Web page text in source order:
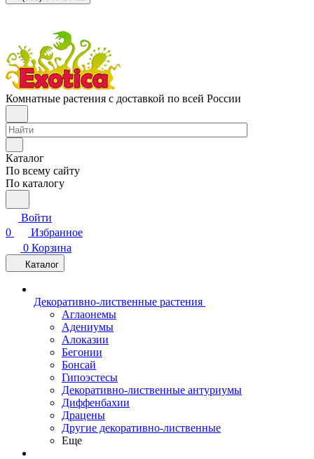
Комнатные растения с доставкой по всей России
Каталог
По всему сайту
По каталогу
Войти
0
Избранное
0 Корзина
Каталог
Декоративно-лиственные растения
Аглаонемы
Адениумы
Алоказии
Бегонии
Бонсай
Гипоэстесы
Декоративно-лиственные антуриумы
Диффенбахии
Драцены
Другие декоративно-лиственные
Еще